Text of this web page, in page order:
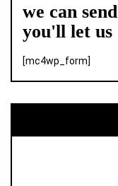
we can
you'll let us
[mc4wp_form]